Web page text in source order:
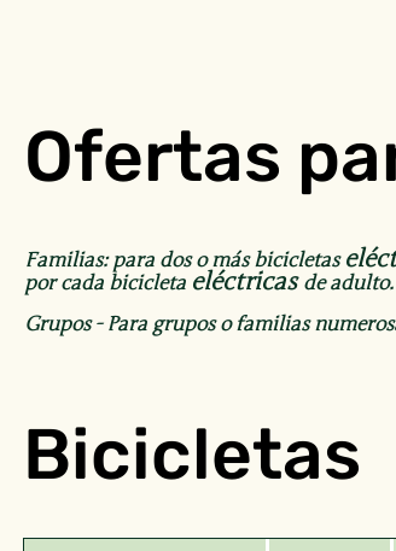
Ofertas
Familias: para dos o más bicicletas
por cada bicicleta eléctricas de adulto.
Grupos - Para grupos o familias
Bicicletas